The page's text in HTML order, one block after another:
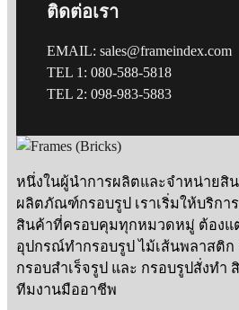
หนึ่งในผู้นำการผลิตและจำหน่ายสิ
ผลิตภัณฑ์กรอบรูป เราเริ่มให้บริกา
สินค้าที่ครอบคุมทุกหมวดหมู่ ต้องแ
อุปกรณ์ทำกรอบรูป ไม้เส้นพลาสติ
กรอบสำเร็จรูป และ กรอบรูปสั่งท
ทีมงานมืออาชีพ
ติดต่อเรา
EMAIL: sales@frameindex.com
TEL 1: 080-588-5818
TEL 2: 098-983-5883